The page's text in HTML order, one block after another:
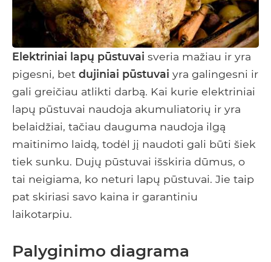
Elektriniai lapų pūstuvai sveria mažiau ir yra
pigesni, bet dujiniai pūstuvai yra galingesni ir
gali greičiau atlikti darbą. Kai kurie elektriniai
lapų pūstuvai naudoja akumuliatorių ir yra
belaidžiai, tačiau dauguma naudoja ilgą
maitinimo laidą, todėl jį naudoti gali būti šiek
tiek sunku. Dujų pūstuvai išskiria dūmus, o
tai neigiama, ko neturi lapų pūstuvai. Jie taip
pat skiriasi savo kaina ir garantiniu
laikotarpiu.
Palyginimo diagrama